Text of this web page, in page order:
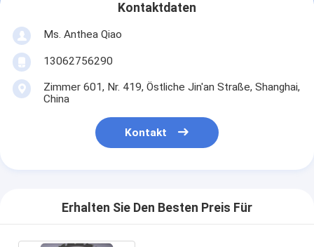
Kontaktdaten
Ms. Anthea Qiao
13062756290
Zimmer 601, Nr. 419, Östliche Jin'an Straße, Shanghai,
China
Kontakt
Erhalten Sie Den Besten Preis Für